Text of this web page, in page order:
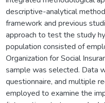
descriptive-analytical
framework and previous
approach to test the study
population consisted of
Organization for Social
sample was selected. Data
questionnaire, and multiple
employed to examine the